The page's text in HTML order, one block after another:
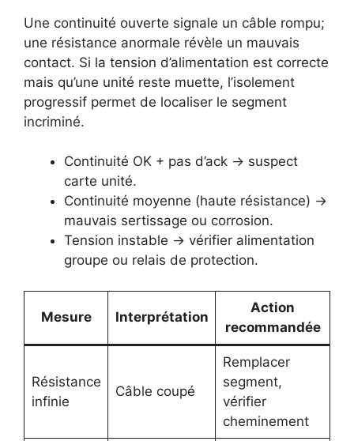
Une continuité ouverte signale un câble rompu;
une résistance anormale révèle un mauvais
contact. Si la tension d’alimentation est correcte
mais qu’une unité reste muette, l’isolement
progressif permet de localiser le segment
incriminé.
Continuité OK + pas d’ack → suspect
carte unité.
Continuité moyenne (haute résistance) →
mauvais sertissage ou corrosion.
Tension instable → vérifier alimentation
groupe ou relais de protection.
Mesure Interprétation
Action
recommandée
Résistance
infinie
Câble coupé
Remplacer
segment,
vérifier
cheminement